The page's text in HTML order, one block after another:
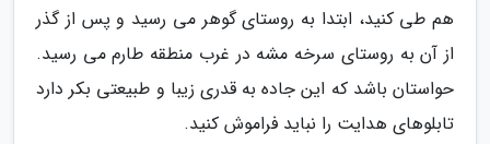
هم طی کنید، ابتدا به روستای گوهر می رسید و پس از گذر
از آن به روستای سرخه مشه در غرب منطقه طارم می رسید.
حواستان باشد که این جاده به قدری زیبا و طبیعتی بکر دارد
تابلوهای هدایت را نباید فراموش کنید.